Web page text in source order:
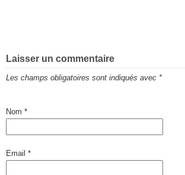
Laisser un commentaire
Les champs obligatoires sont indiqués avec *
Nom *
Email *